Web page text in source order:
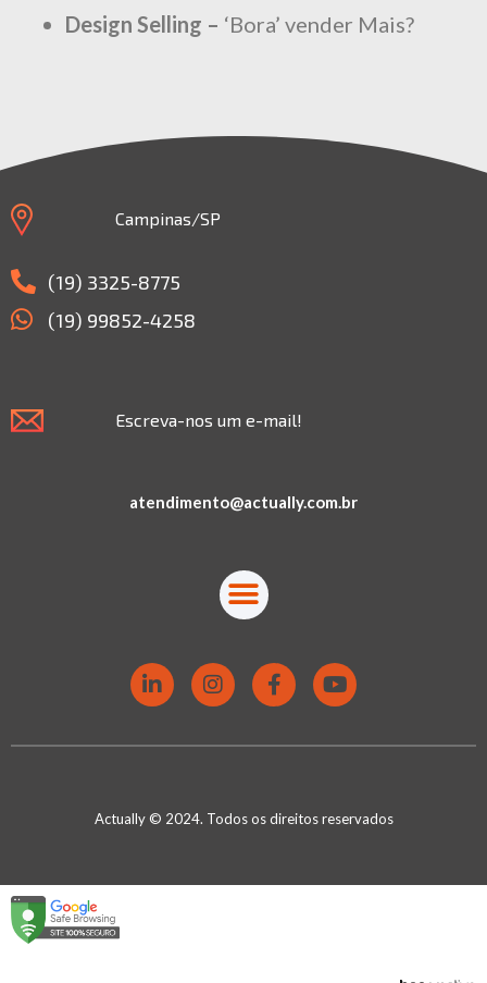
Design Selling – ‘Bora’ vender Mais?
Campinas/SP
(19) 3325-8775
(19) 99852-4258
Escreva-nos um e-mail!
atendimento@actually.com.br
Actually © 2024. Todos os direitos reservados